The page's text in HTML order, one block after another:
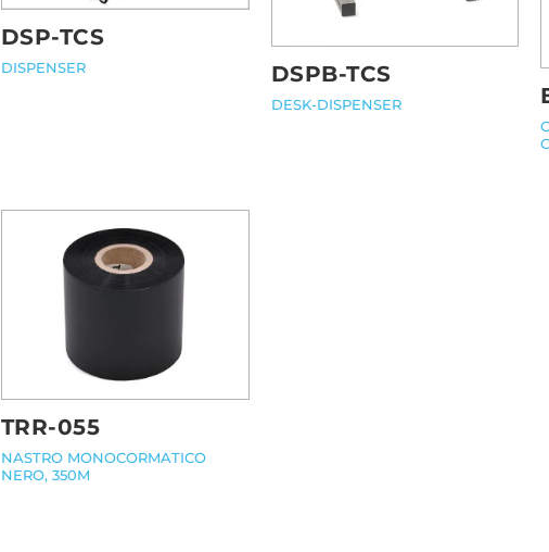
DSP-TCS
DISPENSER DSPB-TCS
DESK-DISPENSER
TRR-055
NASTRO MONOCORMATICO
NERO, 350M